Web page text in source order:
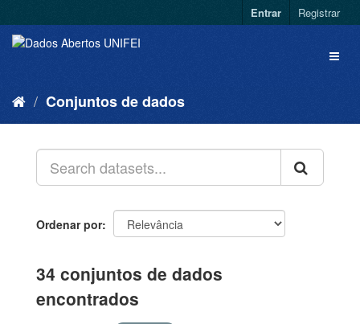
Entrar Registrar
Conjuntos de dados
Ordenar por
34 conjuntos de dados
encontrados